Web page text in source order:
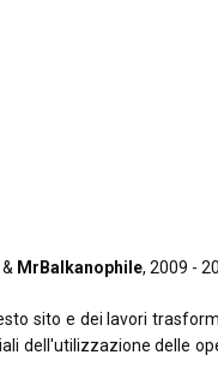
& MrBalkanophile, 2009 -
sito e dei lavori
dell'utilizzazione delle